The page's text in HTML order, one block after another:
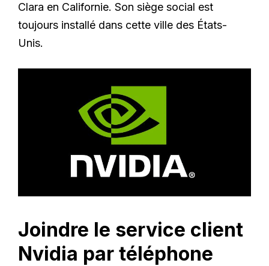
Clara en Californie. Son siège social est
toujours installé dans cette ville des États-
Unis.
Joindre le service client
Nvidia par téléphone